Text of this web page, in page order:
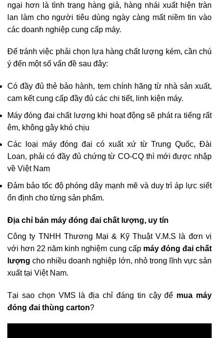
ngại hơn là tình trạng hàng giả, hàng nhái xuất hiện tràn
lan làm cho người tiêu dùng ngày càng mất niềm tin vào
các doanh nghiệp cung cấp máy.
Để tránh việc phải chọn lựa hàng chất lượng kém, cần chú
ý đến một số vấn đề sau đây:
Có đầy đủ thẻ bảo hành, tem chính hãng từ nhà sản xuất,
cam kết cung cấp đầy đủ các chi tiết, linh kiện máy.
Máy đóng đai chất lượng khi hoạt động sẽ phát ra tiếng rất
êm, không gây khó chịu
Các loại máy đóng đai có xuất xứ từ Trung Quốc, Đài
Loan, phải có đầy đủ chứng từ CO-CQ thì mới được nhập
về Việt Nam
Đảm bảo tốc độ phóng dây mạnh mẽ và duy trì áp lực siết
ổn định cho từng sản phẩm.
Địa chỉ bán máy đóng đai chất lượng, uy tín
Công ty TNHH Thương Mại & Kỹ Thuật V.M.S là đơn vị
với hơn 22 năm kinh nghiệm cung cấp máy đóng đai chất
lượng cho nhiều doanh nghiệp lớn, nhỏ trong lĩnh vực sản
xuất tại Việt Nam.
Tại sao chọn VMS là địa chỉ đáng tin cậy để mua máy
đóng đai thùng carton?